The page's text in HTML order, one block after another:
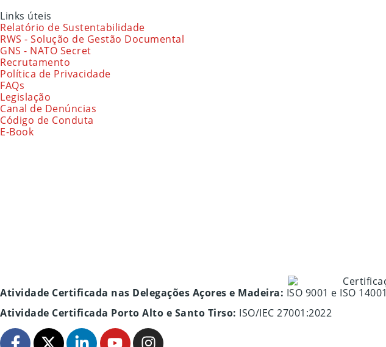
Links úteis
Relatório de Sustentabilidade
RWS - Solução de Gestão Documental
GNS - NATO Secret
Recrutamento
Política de Privacidade
FAQs
Legislação
Canal de Denúncias
Código de Conduta
E-Book
Atividade Certificada nas Delegações Açores e Madeira: ISO 9001 e ISO 14001
Atividade Certificada Porto Alto e Santo Tirso: ISO/IEC 27001:2022